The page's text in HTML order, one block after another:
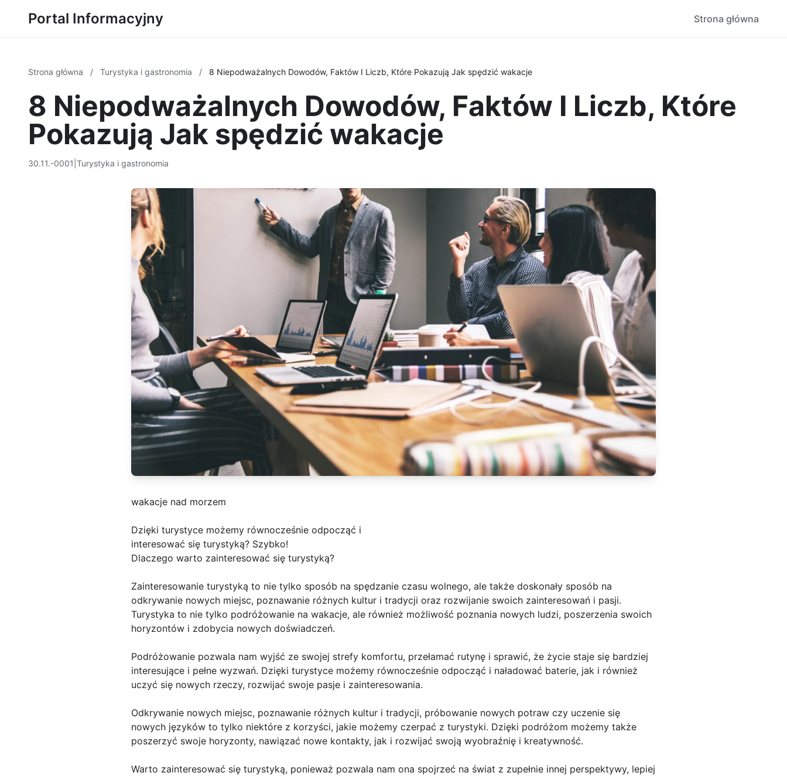
Portal Informacyjny Strona główna
Strona główna / Turystyka i gastronomia / 8 Niepodważalnych Dowodów, Faktów I Liczb, Które Pokazują Jak spędzić wakacje
8 Niepodważalnych Dowodów, Faktów I Liczb, Które
Pokazują Jak spędzić wakacje
30.11.-0001 Turystyka i gastronomia
wakacje nad morzem
Dzięki turystyce możemy równocześnie odpocząć i
interesować się turystyką? Szybko!
Dlaczego warto zainteresować się turystyką?
Zainteresowanie turystyką to nie tylko sposób na spędzanie czasu wolnego, ale także doskonały sposób na
odkrywanie nowych miejsc, poznawanie różnych kultur i tradycji oraz rozwijanie swoich zainteresowań i pasji.
Turystyka to nie tylko podróżowanie na wakacje, ale również możliwość poznania nowych ludzi, poszerzenia swoich
horyzontów i zdobycia nowych doświadczeń.
Podróżowanie pozwala nam wyjść ze swojej strefy komfortu, przełamać rutynę i sprawić, że życie staje się bardziej
interesujące i pełne wyzwań. Dzięki turystyce możemy równocześnie odpocząć i naładować baterie, jak i również
uczyć się nowych rzeczy, rozwijać swoje pasje i zainteresowania.
Odkrywanie nowych miejsc, poznawanie różnych kultur i tradycji, próbowanie nowych potraw czy uczenie się
nowych języków to tylko niektóre z korzyści, jakie możemy czerpać z turystyki. Dzięki podróżom możemy także
poszerzyć swoje horyzonty, nawiązać nowe kontakty, jak i rozwijać swoją wyobraźnię i kreatywność.
Warto zainteresować się turystyką, ponieważ pozwala nam ona spojrzeć na świat z zupełnie innej perspektywy, lepiej